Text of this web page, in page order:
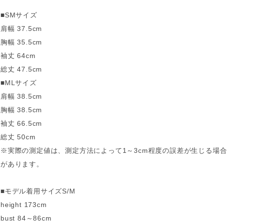
■SMサイズ
肩幅 37.5cm
胸幅 35.5cm
袖丈 64cm
総丈 47.5cm
■MLサイズ
肩幅 38.5cm
胸幅 38.5cm
袖丈 66.5cm
総丈 50cm
※実際の測定値は、測定方法によって1～3cm程度の誤差が生じる場合
があります。
■モデル着用サイズS/M
height 173cm
bust 84～86cm